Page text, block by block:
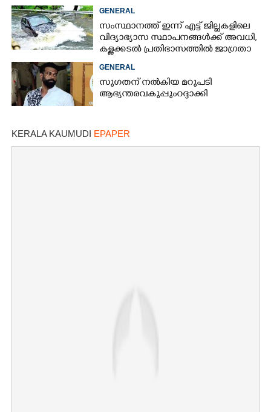
GENERAL
സംസ്ഥാനത്ത് ഇന്ന് എട്ട് ജില്ലകളിലെ
വിദ്യാഭ്യാസ സ്ഥാപനങ്ങൾക്ക് അവധി,
കള്ളക്കടൽ പ്രതിഭാസത്തിൽ ജാഗ്രതാ
GENERAL
സുഗതന് നൽകിയ മറുപടി
ആഭ്യന്തരവകുപ്പും റദ്ദാക്കി
KERALA KAUMUDI EPAPER